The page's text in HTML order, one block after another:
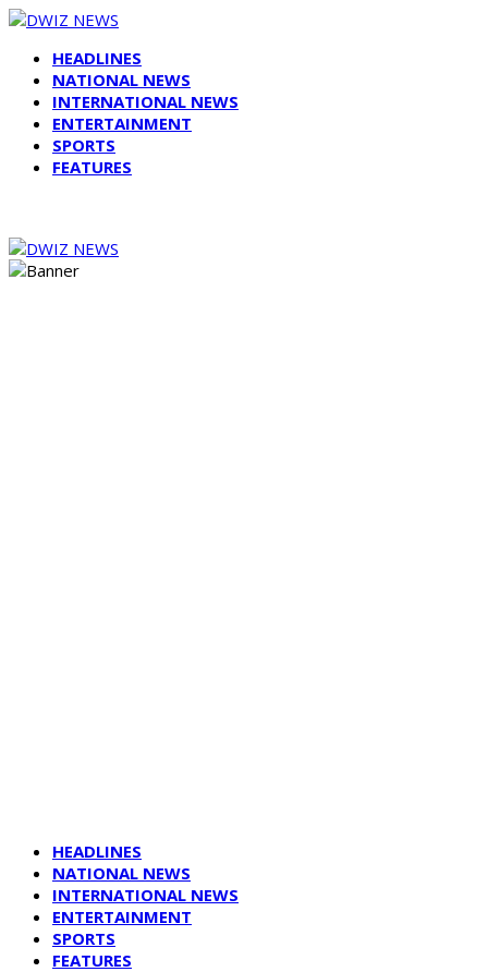
HEADLINES
NATIONAL NEWS
INTERNATIONAL NEWS
ENTERTAINMENT
SPORTS
FEATURES
HEADLINES
NATIONAL NEWS
INTERNATIONAL NEWS
ENTERTAINMENT
SPORTS
FEATURES